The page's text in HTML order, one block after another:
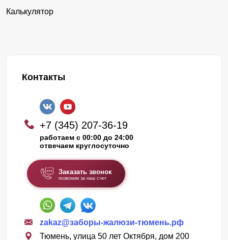
Калькулятор
Контакты
+7 (345) 207-36-19
работаем с 00:00 до 24:00
отвечаем круглосуточно
Заказать звонок
позвоним за наш счет
zakaz@заборы-жалюзи-тюмень.рф
Тюмень, улица 50 лет Октября, дом 200